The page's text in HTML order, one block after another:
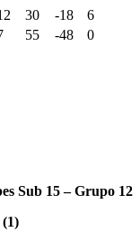
30 -18
6
55 -48 0
Sub 15 – Grupo 12